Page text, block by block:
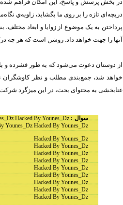
در بخش پرسش و پاسخ، این امکان فراهم شده
دریچه‌ای تازه را بر روی ما بگشايد، زاویه‌ي
پرداختن به یک موضوع از زوایا و ابعاد
آنها را جهت خواهد داد. روشن است كه هر چه
از دوستان دعوت می‌شود که به طور فشرده و
خواهد شد، جمع‌بندی مطلب و نظر کاوشگران
غنابخشی به محتوای بحث، در این میزگرد شرکت
سوال : Hacked By Younes_Dz
Younes_Dz Hacked By Younes_Dz
Hacked By Younes_Dz
Hacked By Younes_Dz
Hacked By Younes_Dz
Hacked By Younes_Dz
Hacked By Younes_Dz
Hacked By Younes_Dz
Hacked By Younes_Dz
Hacked By Younes_Dz
Hacked By Younes_Dz